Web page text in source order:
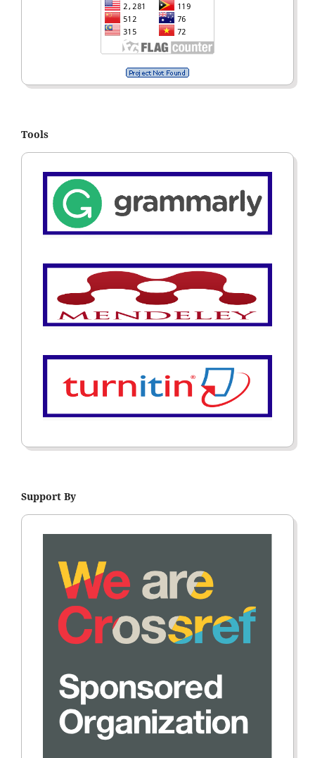
Tools
Support By